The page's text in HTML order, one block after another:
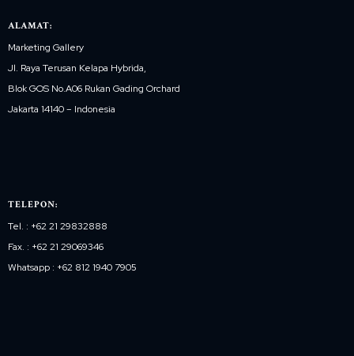
ALAMAT:
Marketing Gallery
Jl. Raya Terusan Kelapa Hybrida,
Blok GOS No.A06 Rukan Gading Orchard
Jakarta 14140 – Indonesia
TELEPON:
Tel. : +62 21 29832888
Fax. : +62 21 29069346
Whatsapp : +62 812 1940 7905